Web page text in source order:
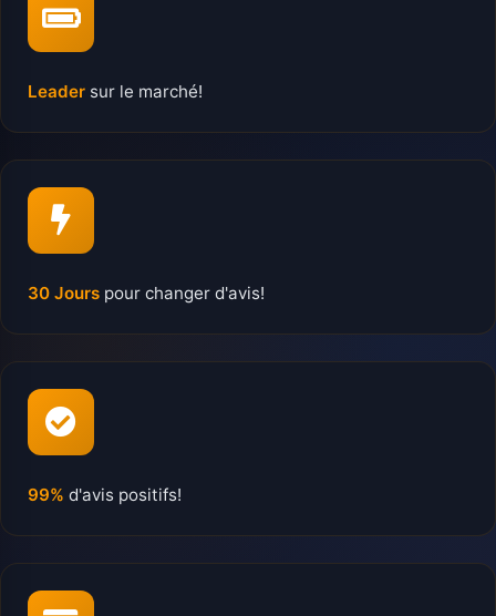
Leader sur le marché!
30 Jours pour changer d'avis!
99% d'avis positifs!